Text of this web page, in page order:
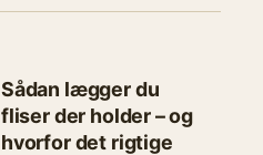
Sådan lægger du
fliser der holder – og
hvorfor det rigtige